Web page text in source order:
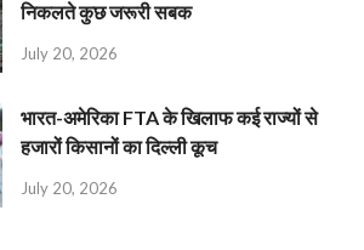
निकलते कुछ जरूरी सबक
July 20, 2026
भारत-अमेरिका FTA के खिलाफ कई राज्यों से
हजारों किसानों का दिल्ली कूच
July 20, 2026